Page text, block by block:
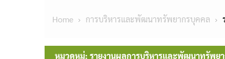
Home การบริหารและพัฒนาทรัพยากรบุคคล
หมวดหมู่: รายงานผลการบริหารและพัฒนาทรัพย